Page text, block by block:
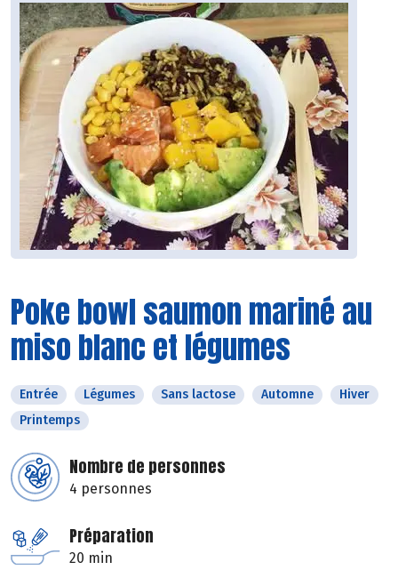
Poke bowl saumon mariné au
miso blanc et légumes
Entrée Légumes Sans lactose Automne
Hiver
Printemps
Nombre de personnes
4 personnes
Préparation
20 min